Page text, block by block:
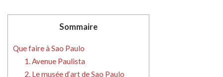
Sommaire
Que faire à Sao Paulo
1. Avenue Paulista
2. Le musée d’art de Sao Paulo